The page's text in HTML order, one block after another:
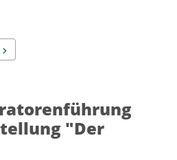
Weiter
"Der